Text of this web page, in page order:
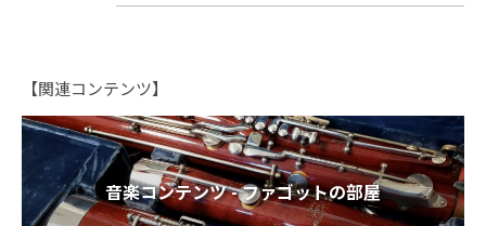
【関連コンテンツ】
音楽コンテンツ - ファゴットの部屋